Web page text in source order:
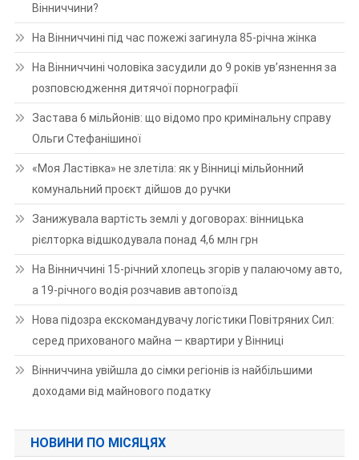
Вінниччини?
На Вінниччині під час пожежі загинула 85-річна жінка
На Вінниччині чоловіка засудили до 9 років ув’язнення за
розповсюдження дитячої порнографії
Застава 6 мільйонів: що відомо про кримінальну справу
Ольги Стефанішиної
«Моя Ластівка» не злетіла: як у Вінниці мільйонний
комунальний проєкт дійшов до ручки
Занижувала вартість землі у договорах: вінницька
рієлторка відшкодувала понад 4,6 млн грн
На Вінниччині 15-річний хлопець згорів у палаючому авто,
а 19-річного водія розчавив автопоїзд
Нова підозра екскомандувачу логістики Повітряних Сил:
серед прихованого майна — квартири у Вінниці
Вінниччина увійшла до сімки регіонів із найбільшими
доходами від майнового податку
НОВИНИ ПО МІСЯЦЯХ